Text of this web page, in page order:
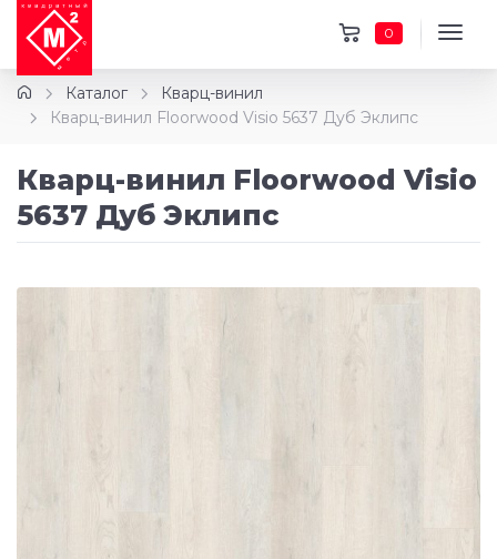
0
Каталог
Кварц-винил
Кварц-винил Floorwood Visio 5637 Дуб Эклипс
Кварц-винил Floorwood Visio
5637 Дуб Эклипс